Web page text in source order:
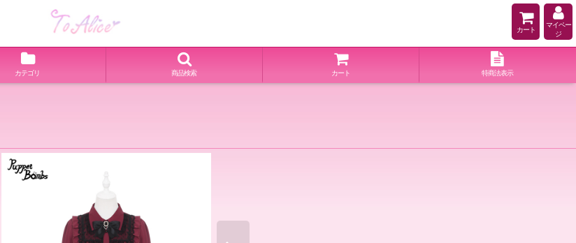
カート
マイペー
ジ
カテゴリ 商品検索 カート 特商法表示